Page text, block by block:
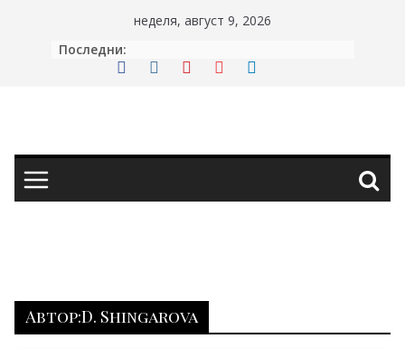
неделя, август 9, 2026
Последни:
Автор:D. Shingarova